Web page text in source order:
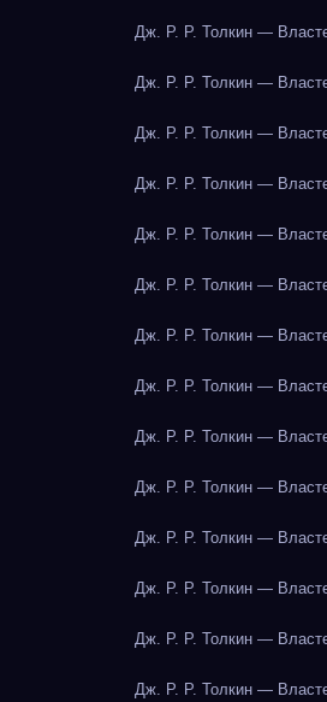
Дж. Р. Р. Толкин —
Дж. Р. Р. Толкин —
Дж. Р. Р. Толкин —
Дж. Р. Р. Толкин —
Дж. Р. Р. Толкин —
Дж. Р. Р. Толкин —
Дж. Р. Р. Толкин —
Дж. Р. Р. Толкин —
Дж. Р. Р. Толкин —
Дж. Р. Р. Толкин —
Дж. Р. Р. Толкин —
Дж. Р. Р. Толкин —
Дж. Р. Р. Толкин —
Дж. Р. Р. Толкин —